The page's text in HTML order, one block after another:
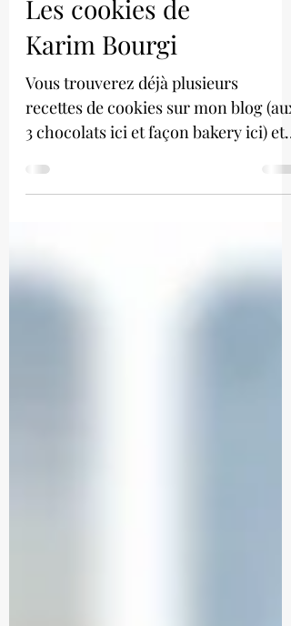
Les cookies de
Karim Bourgi
Vous trouverez déjà plusieurs
recettes de cookies sur mon blog (aux
3 chocolats ici et façon bakery ici) et
aujourd'hui c'est une...